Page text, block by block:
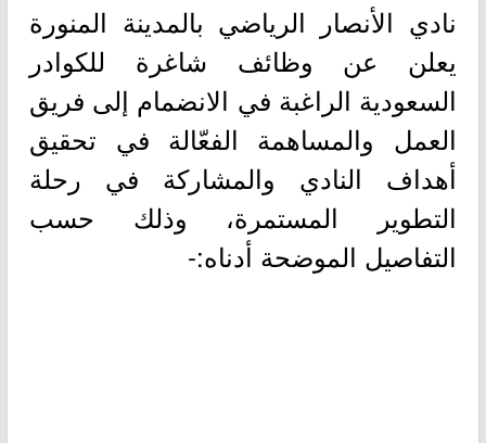
نادي الأنصار الرياضي بالمدينة المنورة
يعلن عن وظائف شاغرة للكوادر
السعودية الراغبة في الانضمام إلى فريق
العمل والمساهمة الفعّالة في تحقيق
أهداف النادي والمشاركة في رحلة
التطوير المستمرة، وذلك حسب
التفاصيل الموضحة أدناه:-